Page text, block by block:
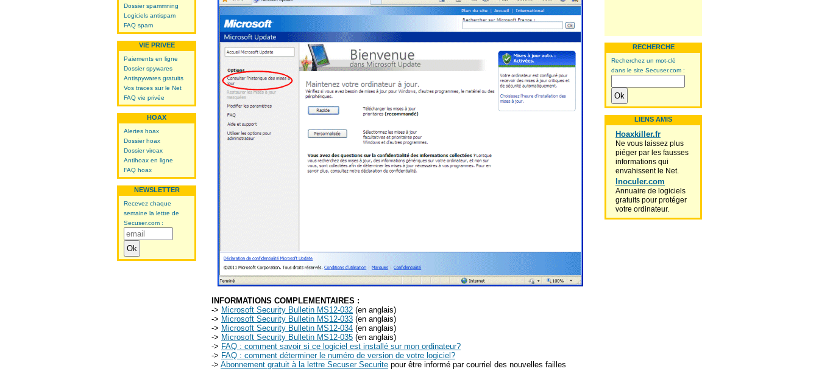
Dossier spammning
Logiciels antispam
FAQ spam
VIE PRIVEE
Paiements en ligne
Dossier spywares
Antispywares gratuits
Vos traces sur le Net
FAQ vie privée
HOAX
Alertes hoax
Dossier hoax
Dossier viroax
Antihoax en ligne
FAQ hoax
NEWSLETTER
Recevez chaque
semaine la lettre de
Secuser.com :
INFORMATIONS COMPLEMENTAIRES :
-> Microsoft Security Bulletin MS12-032 (en anglais)
-> Microsoft Security Bulletin MS12-033 (en anglais)
-> Microsoft Security Bulletin MS12-034 (en anglais)
-> Microsoft Security Bulletin MS12-035 (en anglais)
-> FAQ : comment savoir si ce logiciel est installé sur mon ordinateur?
-> FAQ : comment déterminer le numéro de version de votre logiciel?
-> Abonnement gratuit à la lettre Secuser Securite pour être informé par courriel des nouvelles failles
RECHERCHE
Recherchez un mot-clé
dans le site Secuser.com :
LIENS AMIS
Hoaxkiller.fr
Ne vous laissez plus
piéger par les fausses
informations qui
envahissent le Net.
Inoculer.com
Annuaire de logiciels
gratuits pour protéger
votre ordinateur.